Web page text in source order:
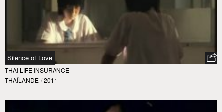
Silence of Love
THAI LIFE INSURANCE
THAÏLANDE / 2011